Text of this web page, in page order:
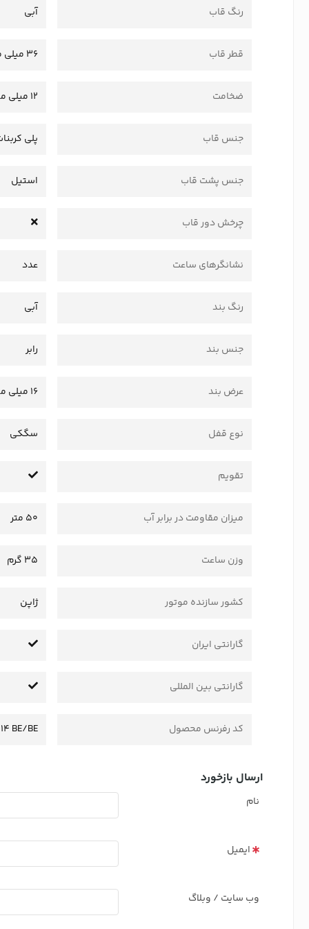
رنگ قاب آبی
قطر قاب 36 میلی متر
ضخامت 12 میلی متر
جنس قاب پلی
جنس پشت قاب استیل
چرخش دور قاب
نشانگرهای ساعت عدد
رنگ بند آبی
جنس بند رابر
عرض بند 16 میلی متر
نوع قفل سگکی
تقویم
میزان مقاومت در برابر آب 50 متر
وزن ساعت 35 گرم
کشور سازنده موتور ژاپن
گارانتی ایران
گارانتی بین المللی
کد رفرنس محصول BE/BE
ارسال بازخورد
نام
ایمیل
وب سایت / وبلاگ